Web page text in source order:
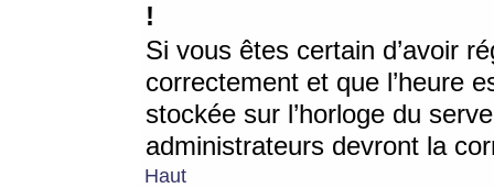
!
Si vous êtes certain d’avoir
correctement et que l’heure
stockée sur l’horloge du
administrateurs devront la
Haut